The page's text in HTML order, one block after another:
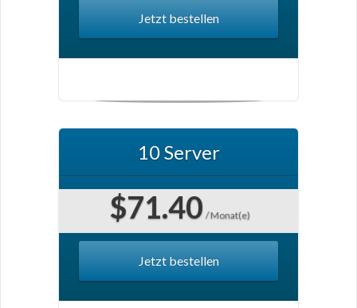
Jetzt bestellen
10 Server
$71.40 / Monat(e)
Jetzt bestellen